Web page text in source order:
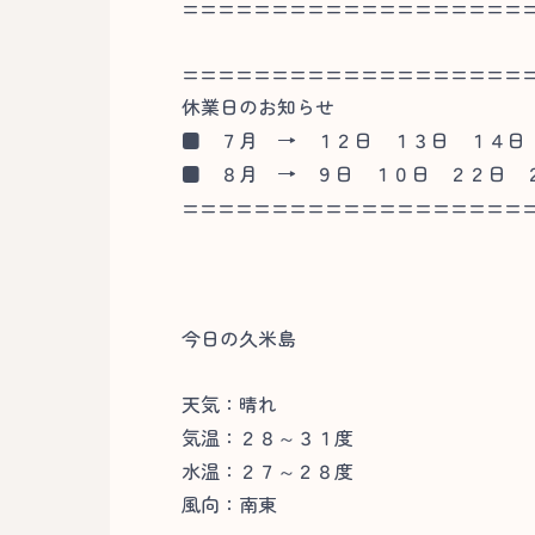
休業日のお知らせ
■ ７月 → １２日 １３日 １４日
■ ８月 → ９日 １０日 ２２日
今日の久米島
天気：晴れ
気温：２８～３１度
水温：２７～２８度
風向：南東